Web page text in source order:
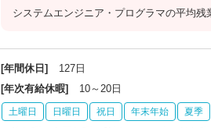
システムエンジニア・プログラマの平均残
[年間休日]
127日
[年次有給休暇]
10～20日
土曜日 日曜日 祝日 年末年始 夏季